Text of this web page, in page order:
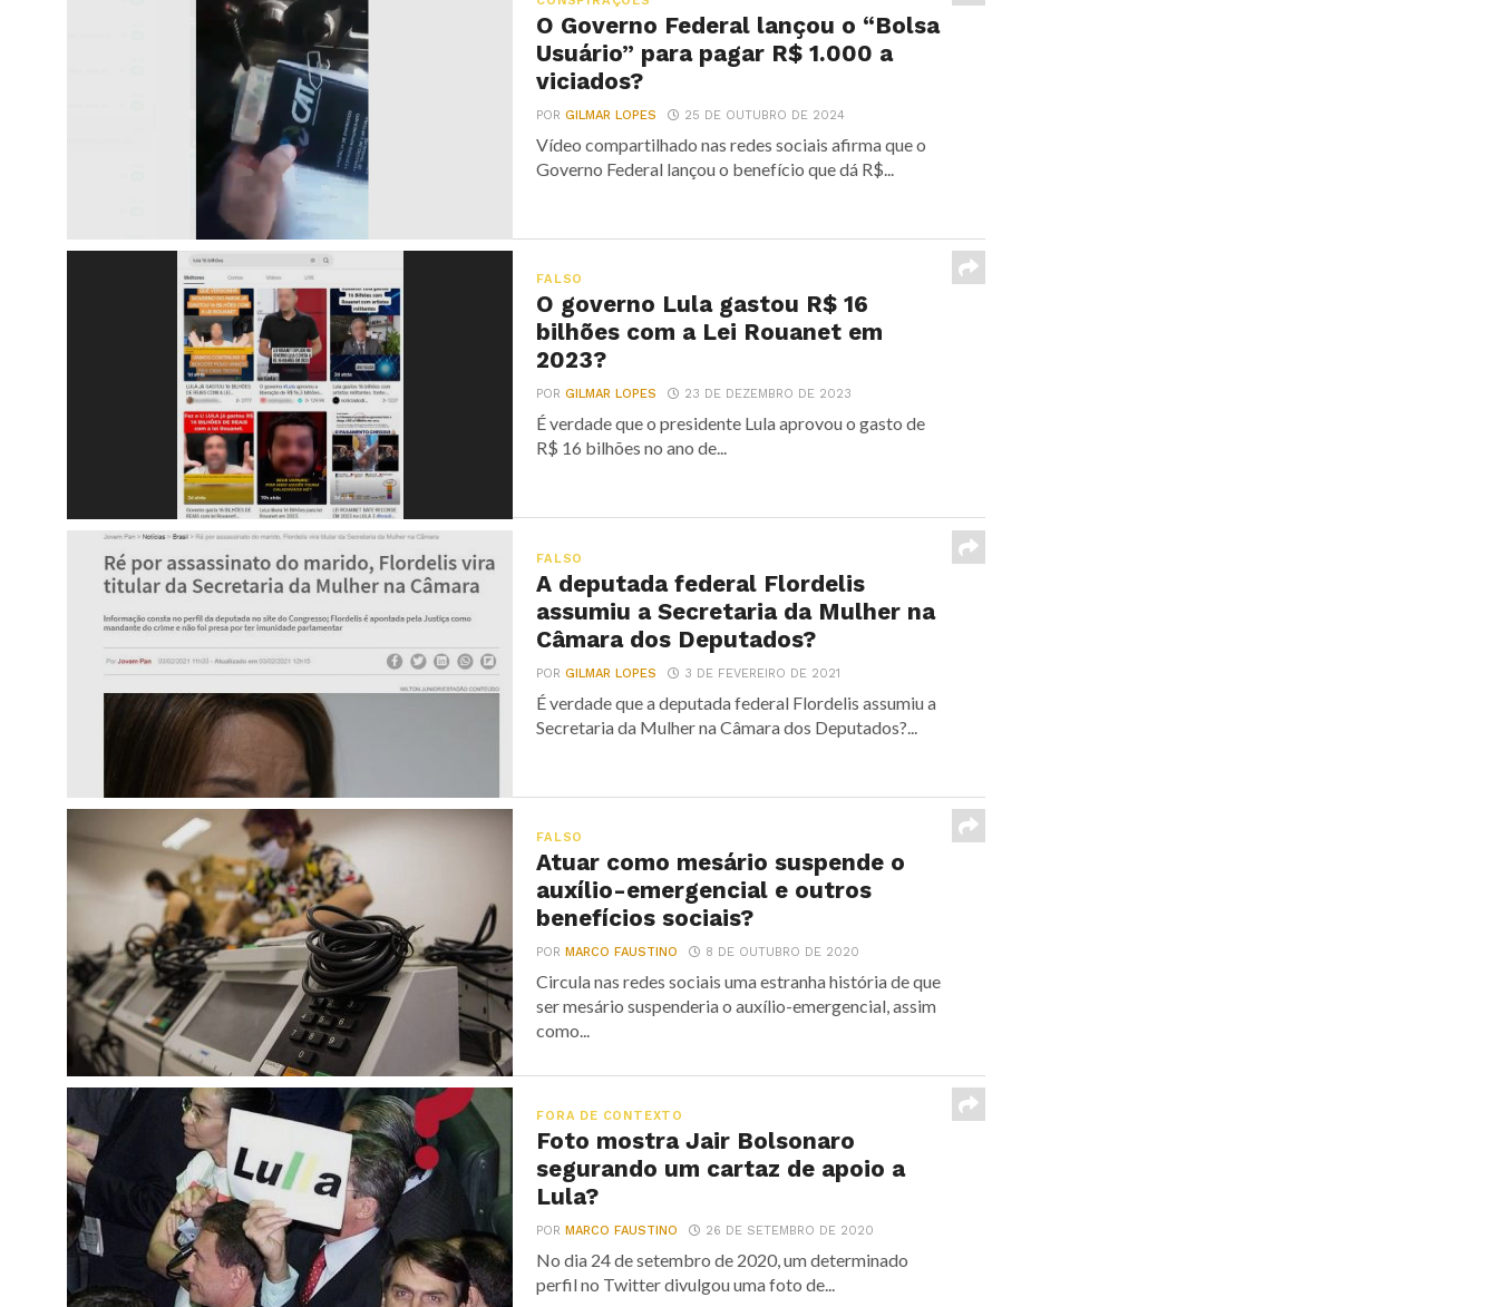
O Governo Federal lançou o “Bolsa
Usuário” para pagar R$ 1.000 a
viciados?
PORGILMAR LOPES 25 DE OUTUBRO DE 2024
Vídeo compartilhado nas redes sociais afirma que o
Governo Federal lançou o benefício que dá R$...
FALSO
O governo Lula gastou R$ 16
bilhões com a Lei Rouanet em
2023?
PORGILMAR LOPES 23 DE DEZEMBRO DE 2023
É verdade que o presidente Lula aprovou o gasto de
R$ 16 bilhões no ano de...
FALSO
A deputada federal Flordelis
assumiu a Secretaria da Mulher na
Câmara dos Deputados?
PORGILMAR LOPES 3 DE FEVEREIRO DE 2021
É verdade que a deputada federal Flordelis assumiu a
Secretaria da Mulher na Câmara dos Deputados?...
FALSO
Atuar como mesário suspende o
auxílio-emergencial e outros
benefícios sociais?
PORMARCO FAUSTINO 8 DE OUTUBRO DE 2020
Circula nas redes sociais uma estranha história de que
ser mesário suspenderia o auxílio-emergencial, assim
como...
FORA DE CONTEXTO
Foto mostra Jair Bolsonaro
segurando um cartaz de apoio a
Lula?
PORMARCO FAUSTINO 26 DE SETEMBRO DE 2020
No dia 24 de setembro de 2020, um determinado
perfil no Twitter divulgou uma foto de...